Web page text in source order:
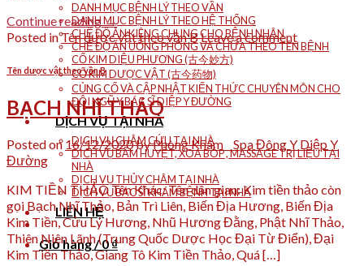
DANH MỤC BỆNH LÝ THEO VẦN
DANH MỤC BỆNH LÝ THEO HỆ THỐNG
CHẾ ĐỘ ĂN KIÊNG CHUNG CHO BỆNH NHÂN
CHẾ ĐỘ ĂN UỐNG PHÒNG VÀ CHỮA THEO TÊN BỆNH
CỔ KIM DIỆU PHƯƠNG (古今妙方)
CỔ KIM DƯỢC VẬT (古今药物)
CỦNG CỐ VÀ CẬP NHẬT KIẾN THỨC CHUYÊN MÔN CHO
ĐỘI NGŨ Y BÁC SĨ DIỆP Y ĐƯỜNG
DỊCH VỤ TẠI NHÀ
DỊCH VỤ CHÂM CỨU TẠI NHÀ
DỊCH VỤ BẤM HUYỆT, XOA BÓP , MASSAGE TRỊ LIỆU TẠI
NHÀ
DỊCH VỤ THỦY CHÂM TẠI NHÀ
DỊCH VỤ BÁC SĨ KHÁM BỆNH TẠI NHÀ
LIÊN HỆ
Giỏ hàng /0₫
Continue reading→
Posted inTên dược vật theo vần BLeave a comment
Tên dược vật theo vần B
BẠCH NHĨ THẢO
Posted on16/12/2020byPhòng Khám _ Spa Đông Y Diệp Y
Đường
KIM TIỀN THẢO Tên Khác: Tên dân gian: Kim tiền thảo còn
gọi Bạch Nhĩ Thảo, Bản Trì Liên, Biến Địa Hương, Biến Địa
Kim Tiền, Cửu Lý Hương, Nhũ Hương Đằng, Phật Nhĩ Thảo,
Thiên Niên Lãnh (Trung Quốc Dược Học Đại Từ Điển), Đại
Kim Tiền Thảo, Giang Tô Kim Tiền Thảo, Quá […]